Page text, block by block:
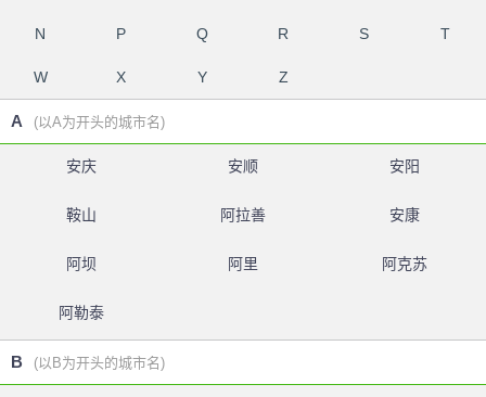
N P Q R S T
W X Y Z
A (以A为开头的城市名)
安庆 安顺 安阳
鞍山 阿拉善 安康
阿坝 阿里 阿克苏
阿勒泰
B (以B为开头的城市名)